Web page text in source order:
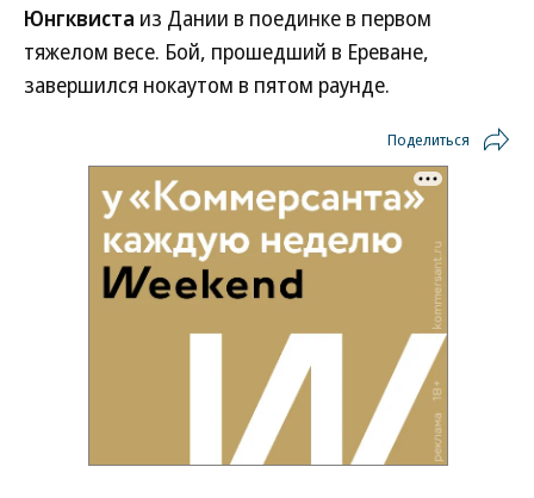
Юнгквиста из Дании в поединке в первом
тяжелом весе. Бой, прошедший в Ереване,
завершился нокаутом в пятом раунде.
Поделиться